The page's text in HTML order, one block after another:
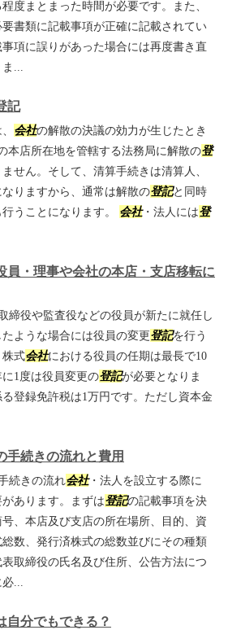
度まとまった時間が必要です。また、
書類に記載事項が正確に記載されてい
項に誤りがあった場合には再度書き直
...
記
会社の解散の決議の効力が生じたとき
本店所在地を管轄する法務局に解散の登
せん。そして、清算手続きは清算人、
りますから、通常は解散の登記と同時
行うことになります。 会社・法人には登
員・理事や会社の本店・支店移転に
締役や監査役などの役員が新たに就任し
ような場合には役員の変更登記を行う
株式会社における役員の任期は最長で10
1度は役員変更の登記が必要となりま
登録免許税は1万円です。ただし資本金
手続きの流れと費用
続きの流れ会社・法人を設立する際に
あります。まずは登記の記載事項を決
、本店及び支店の所在場所、目的、資
数、発行済株式の総数並びにその種類
取締役の氏名及び住所、公告方法につ
...
自分でもできる？